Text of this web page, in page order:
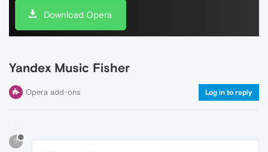
Download Opera
Yandex Music Fisher
Opera add-ons Log in to reply
?